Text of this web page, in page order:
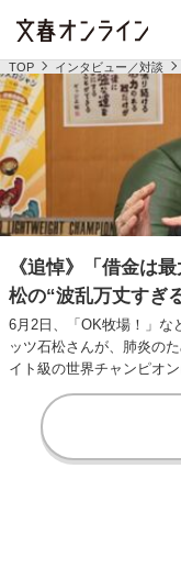
TOP インタビュー／対談
《追悼》「借金は
松の“波乱万丈すぎ
6月2日、「OK牧場！」な
ッツ石松さんが、肺炎の
イト級の世界チャンピオ
も数々の作品…